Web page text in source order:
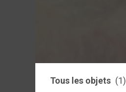
Tous les objets (1)